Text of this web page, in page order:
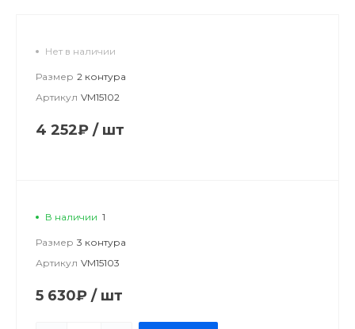
Нет в наличии
Размер 2 контура
Артикул VM15102
4 252₽ / шт
В наличии 1
Размер 3 контура
Артикул VM15103
5 630₽ / шт